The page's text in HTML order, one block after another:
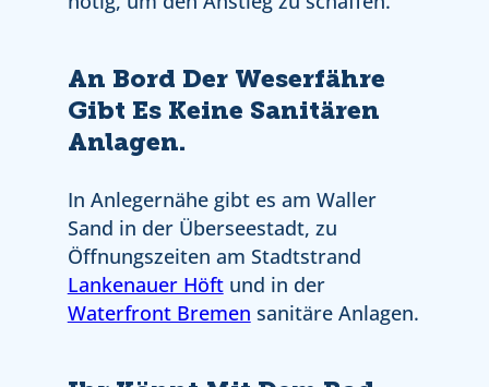
An Bord Der Weserfähre
Gibt Es Keine Sanitären
Anlagen.
In Anlegernähe gibt es am Waller
Sand in der Überseestadt, zu
Öffnungszeiten am Stadtstrand
Lankenauer Höftund in der
Waterfront Bremen sanitäre Anlagen.